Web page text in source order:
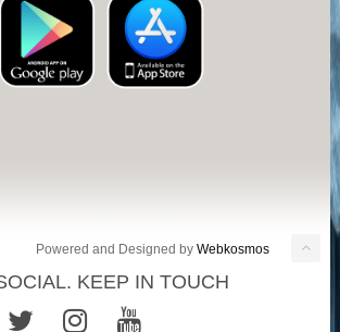
Powered and Designed byWebkosmos
KEEP IN TOUCH